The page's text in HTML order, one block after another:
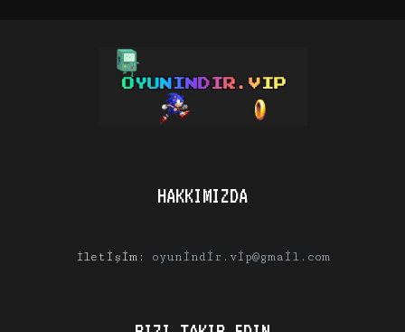
HAKKIMIZDA
İletişim: oyunindir.vip@gmail.com